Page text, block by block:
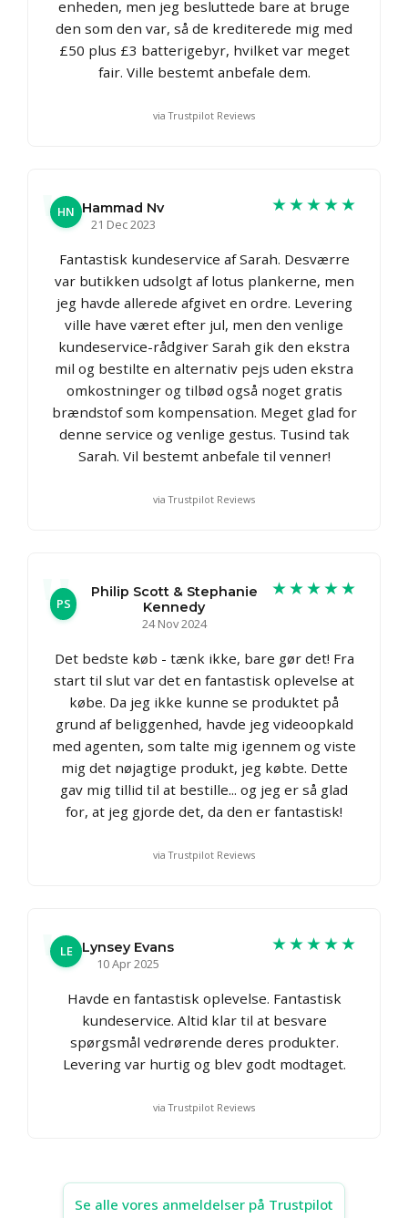
enheden, men jeg besluttede bare at bruge
den som den var, så de krediterede mig med
£50 plus £3 batterigebyr, hvilket var meget
fair. Ville bestemt anbefale dem.
via Trustpilot Reviews
HN Hammad Nv
21 Dec 2023
★★★★★
Fantastisk kundeservice af Sarah. Desværre
var butikken udsolgt af lotus plankerne, men
jeg havde allerede afgivet en ordre. Levering
ville have været efter jul, men den venlige
kundeservice-rådgiver Sarah gik den ekstra
mil og bestilte en alternativ pejs uden ekstra
omkostninger og tilbød også noget gratis
brændstof som kompensation. Meget glad for
denne service og venlige gestus. Tusind tak
Sarah. Vil bestemt anbefale til venner!
via Trustpilot Reviews
PS
Philip Scott & Stephanie
Kennedy
24 Nov 2024
★★★★★
Det bedste køb - tænk ikke, bare gør det! Fra
start til slut var det en fantastisk oplevelse at
købe. Da jeg ikke kunne se produktet på
grund af beliggenhed, havde jeg videoopkald
med agenten, som talte mig igennem og viste
mig det nøjagtige produkt, jeg købte. Dette
gav mig tillid til at bestille... og jeg er så glad
for, at jeg gjorde det, da den er fantastisk!
via Trustpilot Reviews
LE
Lynsey Evans
10 Apr 2025
★★★★★
Havde en fantastisk oplevelse. Fantastisk
kundeservice. Altid klar til at besvare
spørgsmål vedrørende deres produkter.
Levering var hurtig og blev godt modtaget.
via Trustpilot Reviews
Se alle vores anmeldelser på Trustpilot